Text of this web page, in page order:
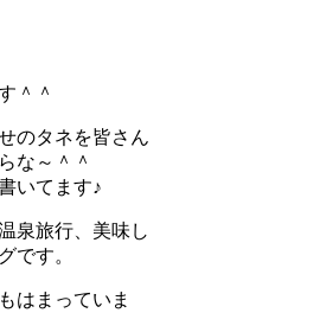
＾＾
のタネを皆さん
な～＾＾
いてます♪
泉旅行、美味し
です。
はまっていま